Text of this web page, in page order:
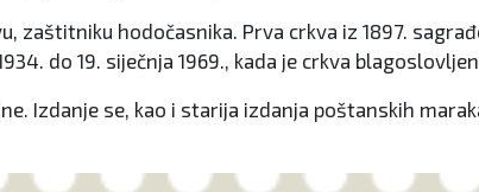
zaštitniku hodočasnika. Prva crkva iz 1897.
do 19. siječnja 1969., kada je crkva
Izdanje se, kao i starija izdanja poštanskih